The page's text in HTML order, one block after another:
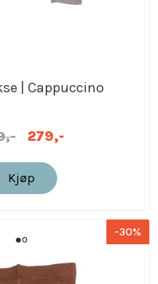
| Cappuccino
279,-
Kjøp
-30%